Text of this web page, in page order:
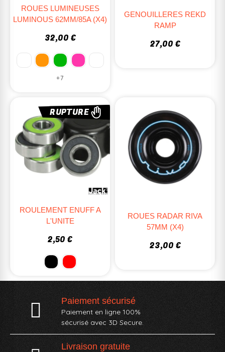
ROUES LUMINEUSES
LUMINOUS 62MM/85A (x4)
32,00 €
+7
GENOUILLERES REKD
RAMP
27,00 €
RUPTURE
ROULEMENT ENUFF A
L'UNITE
2,50 €
ROUES RADAR RIVA
57MM (X4)
23,00 €
Paiement sécurisé
Paiement en ligne 100%
sécurisé avec 3D Secure.
Livraison gratuite